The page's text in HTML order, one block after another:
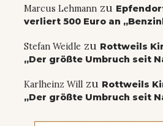
Marcus Lehmann zu
verliert 500 Euro an
Stefan Weidle zu Rottweils
„Der größte Umbruch seit
Karlheinz Will zu Rottweils
„Der größte Umbruch seit